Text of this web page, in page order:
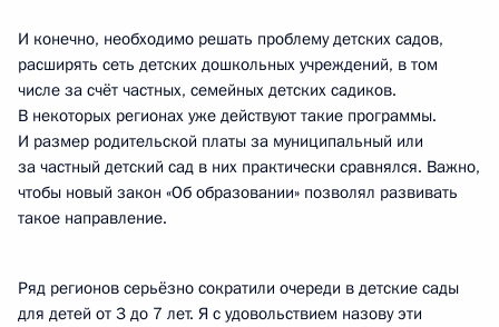
И конечно, необходимо решать проблему детских садов,
расширять сеть детских дошкольных учреждений, в том
числе за счёт частных, семейных детских садиков.
В некоторых регионах уже действуют такие программы.
И размер родительской платы за муниципальный или
за частный детский сад в них практически сравнялся. Важно,
чтобы новый закон «Об образовании» позволял развивать
такое направление.
Ряд регионов серьёзно сократили очереди в детские сады
для детей от 3 до 7 лет. Я с удовольствием назову эти